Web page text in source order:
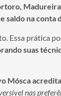
saldo na conta
Essa prática
suas
Mósca
nas